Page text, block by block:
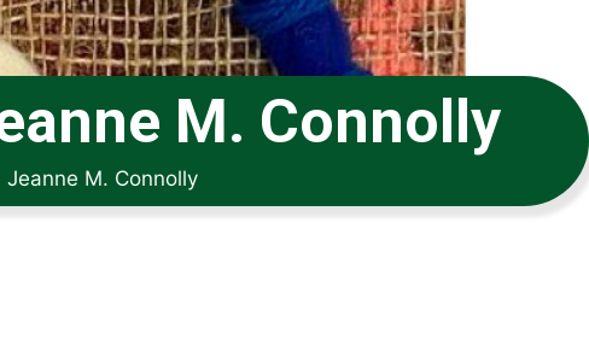
M. Connolly
Jeanne M. Connolly